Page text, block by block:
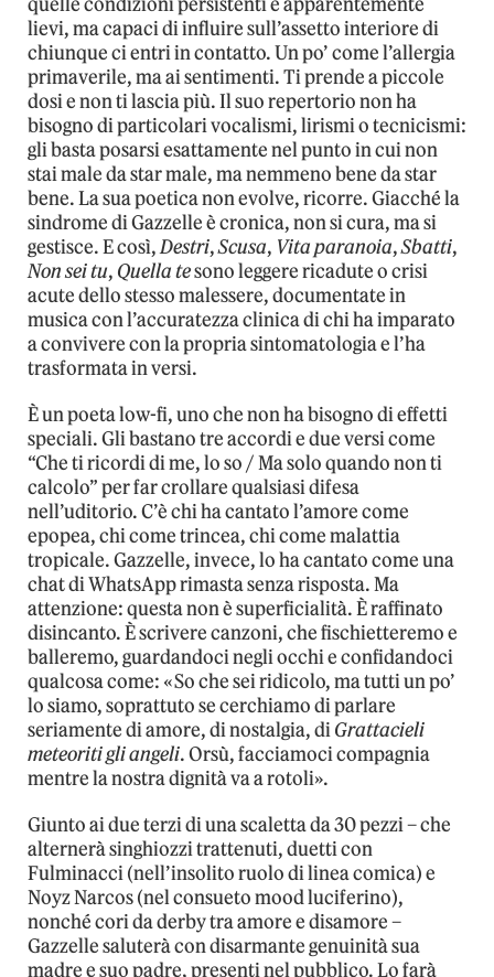
lievi, ma capaci di influire sull’assetto interiore di
chiunque ci entri in contatto. Un po’ come l’allergia
primaverile, ma ai sentimenti. Ti prende a piccole
dosi e non ti lascia più. Il suo repertorio non ha
bisogno di particolari vocalismi, lirismi o tecnicismi:
gli basta posarsi esattamente nel punto in cui non
stai male da star male, ma nemmeno bene da star
bene. La sua poetica non evolve, ricorre. Giacché la
sindrome di Gazzelle è cronica, non si cura, ma si
gestisce. E così,Destri,Scusa, Vita paranoia,Sbatti,
Non sei tu, Quella tesono leggere ricadute o crisi
acute dello stesso malessere, documentate in
musica con l’accuratezza clinica di chi ha imparato
a convivere con la propria sintomatologia e l’ha
trasformata in versi.
È un poeta low-fi, uno che non ha bisogno di effetti
speciali. Gli bastano tre accordi e due versi come
“Che ti ricordi di me, lo so / Ma solo quando non ti
calcolo” per far crollare qualsiasi difesa
nell’uditorio. C’è chi ha cantato l’amore come
epopea, chi come trincea, chi come malattia
tropicale. Gazzelle, invece, lo ha cantato come una
chat di WhatsApp rimasta senza risposta. Ma
attenzione: questa non è superficialità. È raffinato
disincanto. È scrivere canzoni, che fischietteremo e
balleremo, guardandoci negli occhi e confidandoci
qualcosa come: «So che sei ridicolo, ma tutti un po’
lo siamo, soprattuto se cerchiamo di parlare
seriamente di amore, di nostalgia, diGrattacieli
meteoriti gli angeli. Orsù, facciamoci compagnia
mentre la nostra dignità va a rotoli».
Giunto ai due terzi di una scaletta da 30 pezzi – che
alternerà singhiozzi trattenuti, duetti con
Fulminacci (nell’insolito ruolo di linea comica) e
Noyz Narcos (nel consueto mood luciferino),
nonché cori da derby tra amore e disamore –
Gazzelle saluterà con disarmante genuinità sua
madre e suo padre, presenti nel pubblico. Lo farà